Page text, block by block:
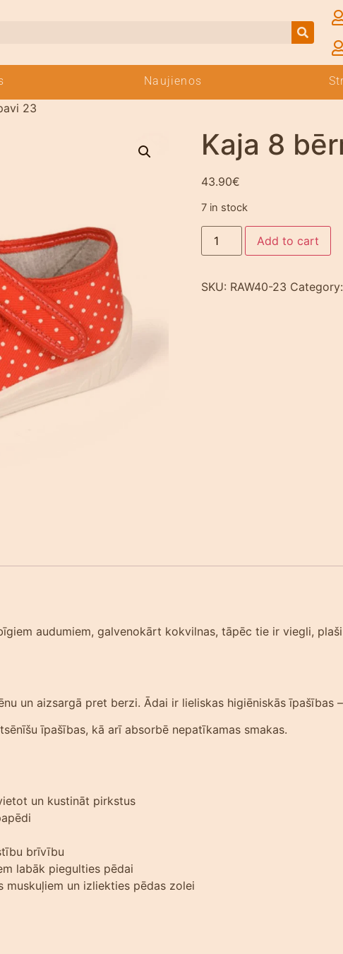
Naujienos
23
Kaja 8
43.90€
7 in stock
Add to cart
SKU: RAW40-23 Category:
audumiem, galvenokārt kokvilnas, tāpēc tie ir viegli,
un aizsargā pret berzi. Ādai ir lieliskas higiēniskās īpašības
īpašības, kā arī absorbē nepatīkamas smakas.
un kustināt pirkstus
brīvību
labāk piegulties pēdai
un izliekties pēdas zolei